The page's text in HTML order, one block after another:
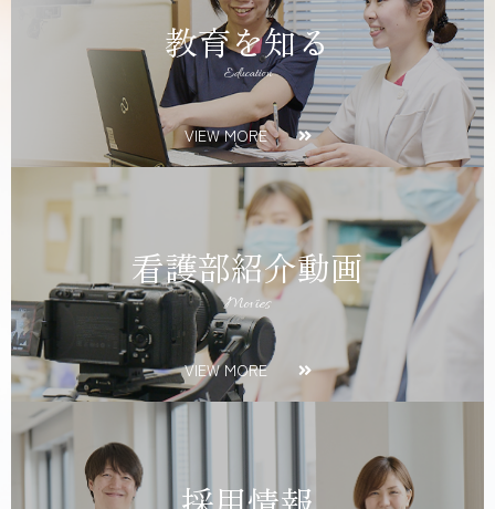
教育を知る
Education
VIEW MORE
看護部紹介動画
Movies
VIEW MORE